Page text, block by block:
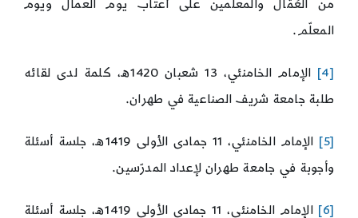
من العُمّال والمعلّمين على أعتاب يوم العمال ويوم
المعلّم.
[4]
الإمام الخامنئي، 13 شعبان 1420ه، كلمة لدى لقائه
طلبة جامعة شريف الصناعية في طهران.
[5]
الإمام الخامنئي، 11 جمادى الأولى 1419ه، جلسة أسئلة
وأجوبة في جامعة طهران لإعداد المدرّسين.
[6]
الإمام الخامنئي، 11 جمادى الأولى 1419ه، جلسة أسئلة